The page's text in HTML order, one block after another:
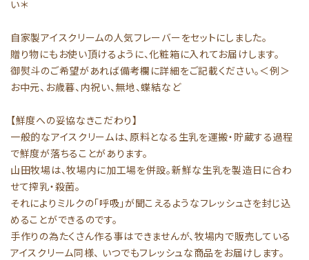
い＊
自家製アイスクリームの人気フレーバーをセットにしました。
贈り物にもお使い頂けるように、化粧箱に入れてお届けします。
御熨斗のご希望があれば備考欄に詳細をご記載ください。＜例＞
お中元、お歳暮、内祝い、無地、蝶結など
【鮮度への妥協なきこだわり】
一般的なアイスクリームは、原料となる生乳を運搬・貯蔵する過程
で鮮度が落ちることがあります。
山田牧場は、牧場内に加工場を併設。新鮮な生乳を製造日に合わ
せて搾乳・殺菌。
それによりミルクの「呼吸」が聞こえるようなフレッシュさを封じ込
めることができるのです。
手作りの為たくさん作る事はできませんが、牧場内で販売している
アイスクリーム同様、 いつでもフレッシュな商品をお届けします。